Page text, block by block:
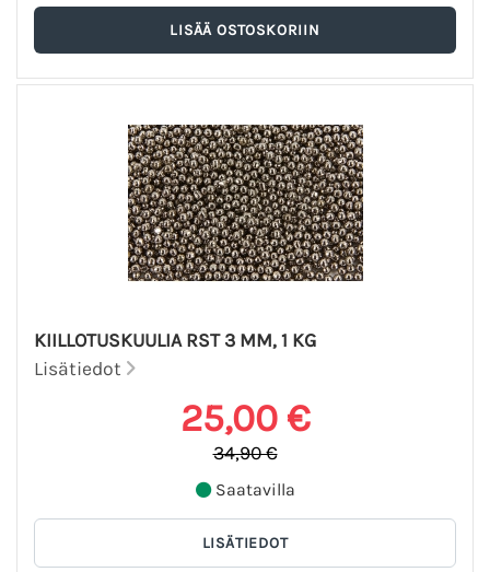
KIILLOTUSKUULIA RST 3 MM, 1 KG
Lisätiedot
25,00 €
34,90 €
Saatavilla